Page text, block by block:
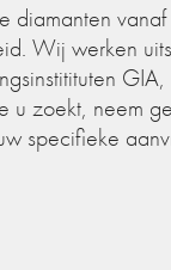
diamanten
Wij werken
zoekt, neem
specifieke